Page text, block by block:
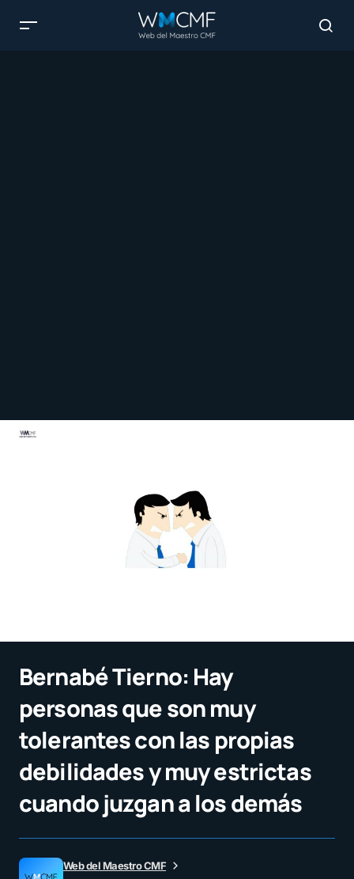
Bernabé Tierno: Hay
personas que son muy
tolerantes con las propias
debilidades y muy estrictas
cuando juzgan a los demás
Web del Maestro CMF